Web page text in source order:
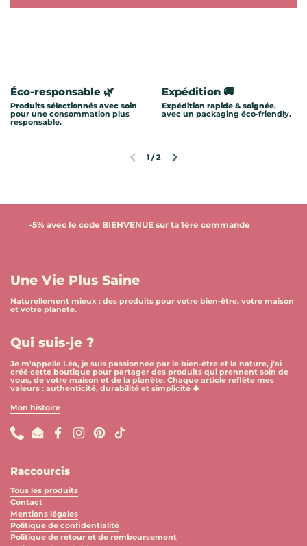
Éco-responsable 🌿
Produits sélectionnés avec soin
pour une consommation plus
responsable.
Expédition 🚚
Expédition rapide & soignée,
avec un packaging éco-friendly.
Diapositive précédente
Diapositive suivante
1 /2
-5% avec le code BIENVENUE sur ta 1ère commande
Une Vie Plus Saine
Naturellement mieux : des produits pour votre bien-être, votre maison
et votre planète.
Qui suis-je ?
Je m'appelle Léa, je suis passionnée par le bien-être et la nature, j’ai
créé cette boutique pour partager des produits qui prennent soin de
vous, de votre maison et de la planète. Chaque article reflète mes
valeurs : authenticité, durabilité et simplicité 🍀
Mon histoire
PhoneEmailFacebookInstagram
Pinterest
TikTok
Raccourcis
Tous les produits
Contact
Mentions légales
Politique de confidentialité
Politique de retour et de remboursement